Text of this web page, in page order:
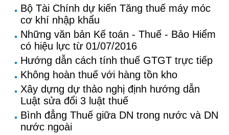
Bộ Tài Chính dự kiến Tăng thuế máy móc
cơ khí nhập khẩu
Những văn bản Kế toán - Thuế - Bảo Hiểm
có hiệu lực từ 01/07/2016
Hướng dẫn cách tính thuế GTGT trực tiếp
Không hoàn thuế với hàng tồn kho
Xây dựng dự thảo nghị định hướng dẫn
Luật sửa đổi 3 luật thuế
Bình đẳng Thuế giữa DN trong nước và DN
nước ngoài